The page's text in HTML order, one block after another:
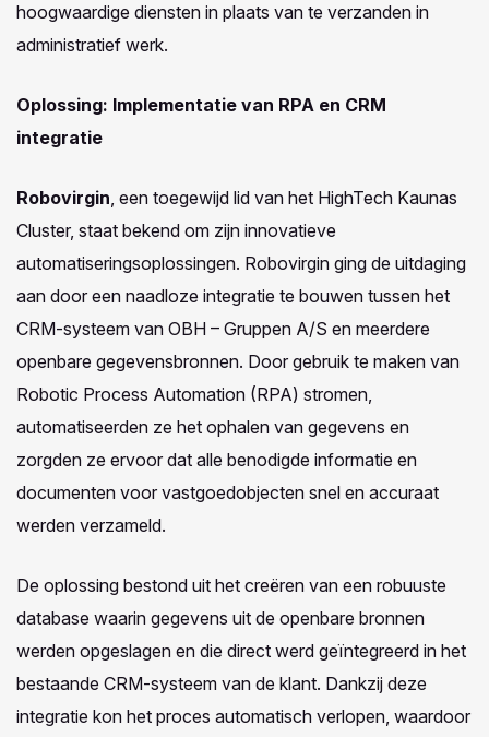
hoogwaardige diensten in plaats van te verzanden in
administratief werk.
Oplossing: Implementatie van RPA en CRM
integratie
Robovirgin, een toegewijd lid van het HighTech Kaunas
Cluster, staat bekend om zijn innovatieve
automatiseringsoplossingen. Robovirgin ging de uitdaging
aan door een naadloze integratie te bouwen tussen het
CRM-systeem van OBH – Gruppen A/S en meerdere
openbare gegevensbronnen. Door gebruik te maken van
Robotic Process Automation (RPA) stromen,
automatiseerden ze het ophalen van gegevens en
zorgden ze ervoor dat alle benodigde informatie en
documenten voor vastgoedobjecten snel en accuraat
werden verzameld.
De oplossing bestond uit het creëren van een robuuste
database waarin gegevens uit de openbare bronnen
werden opgeslagen en die direct werd geïntegreerd in het
bestaande CRM-systeem van de klant. Dankzij deze
integratie kon het proces automatisch verlopen, waardoor